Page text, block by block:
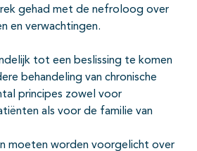
gehad met de nefroloog over
en verwachtingen.
tot een beslissing te komen
behandeling van chronische
principes zowel voor
als voor de familie van
moeten worden voorgelicht over